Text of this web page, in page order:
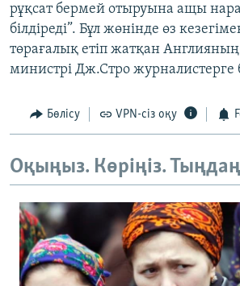
Басқа тілдерде
рұқсат бермей отыруына ащы
білдіреді”. Бұл жөнінде өз
төрағалық етіп жатқан
министрі Дж.Стро журналистерге
Бөлісу VPN-сіз оқу
Оқыңыз. Көріңіз.